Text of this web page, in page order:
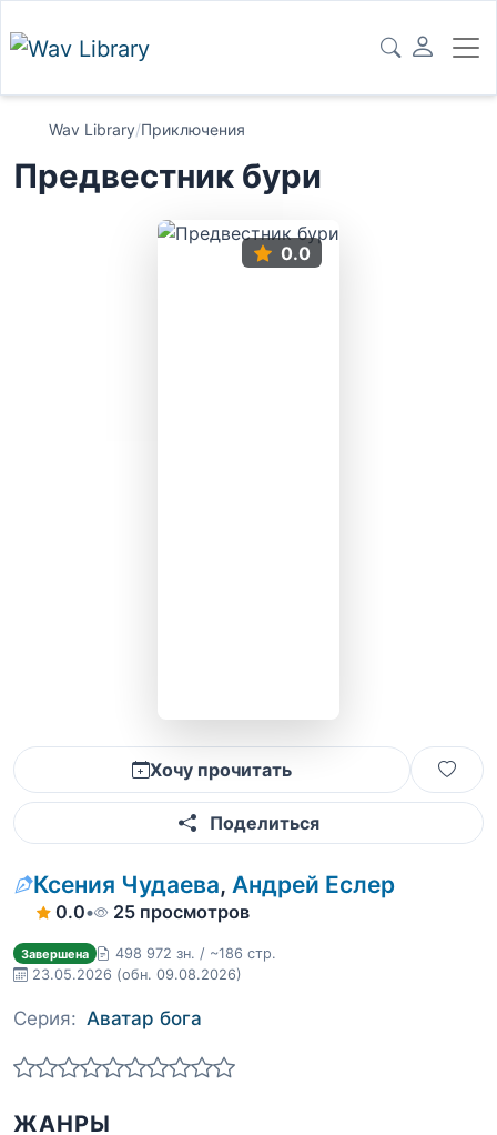
Wav Library/Приключения
Предвестник бури
0.0
Хочу прочитать
Поделиться
Ксения Чудаева, Андрей Еслер
0.0• 25 просмотров
Завершена
498 972 зн. / ~186 стр.
23.05.2026 (обн. 09.08.2026)
Серия: Аватар бога
ЖАНРЫ